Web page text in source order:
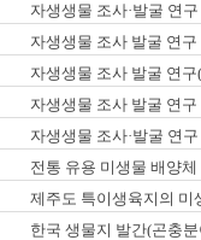
자생생물 조사·발굴 연
자생생물 조사 발굴 연
자생생물 조사 발굴 연
자생생물 조사 발굴 연
자생생물 조사·발굴 연
전통 유용 미생물 배양
제주도 특이생육지의 미
한국 생물지 발간(곤충